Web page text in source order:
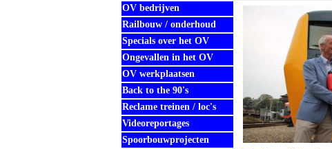
OV bedrijven
Railbouw / onderhoud
Specials over het OV
Ongevallen in het OV
OV werkplaatsen
Back to the 90's
Reclame treinen / loc's
Videoreportages
Spoorbouwprojecten